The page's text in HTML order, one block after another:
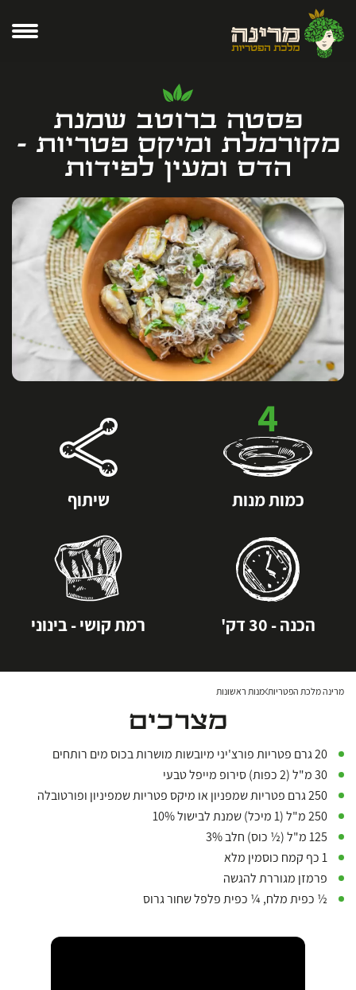
פסטה ברוטב שמנת
מקורמלת ומיקס פטריות -
הדס ומעין לפידות
הכנה - 30 דק' רמת קושי - בינוני
4
כמות מנות שיתוף
מרינה מלכת הפטריות מנות ראשונות
מצרכים
20 גרם פטריות פורצ'יני מיובשות מושרות בכוס מים רותחים
30 מ"ל (2 כפות) סירופ מייפל טבעי
250 גרם פטריות שמפניון או מיקס פטריות שמפיניון ופורטובלה
250 מ"ל (1 מיכל) שמנת לבישול 10%
125 מ"ל (½ כוס) חלב 3%
1 כף קמח כוסמין מלא
פרמזן מגוררת להגשה
½ כפית מלח, ¼ כפית פלפל שחור גרוס